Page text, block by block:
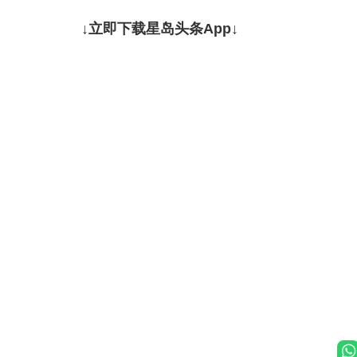
↓立即下载星岛头条App↓